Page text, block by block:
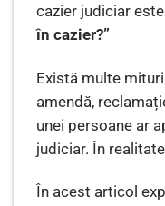
cazier judiciar
în cazier?”
Există multe
amendă,
unei persoane ar
judiciar. În
În acest articol